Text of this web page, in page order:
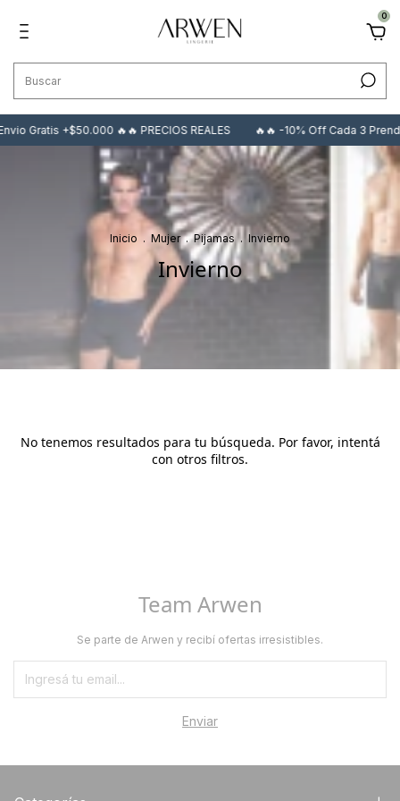
0
Gratis +$50.000 🔥🔥 PRECIOS REALES 🔥🔥 -10% Off Cada 3
Inicio . Mujer . Pijamas . Invierno
Invierno
No tenemos resultados para tu búsqueda. Por favor, intentá
con otros filtros.
Team Arwen
Se parte de Arwen y recibí ofertas irresistibles.